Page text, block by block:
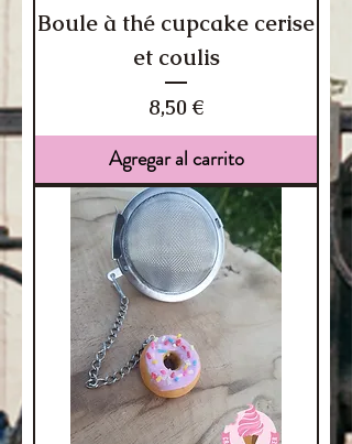
Boule à thé cupcake cerise
et coulis
Precio
8,50 €
Agregar al carrito